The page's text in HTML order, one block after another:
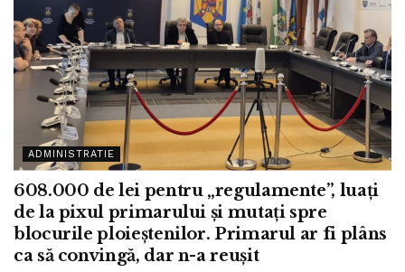
ADMINISTRATIE
608.000 de lei pentru „regulamente”, luați
de la pixul primarului și mutați spre
blocurile ploieștenilor. Primarul ar fi plâns
ca să convingă, dar n-a reușit